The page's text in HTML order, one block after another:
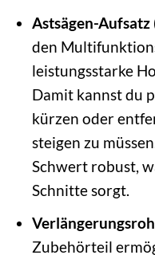
Astsägen-Aufsatz
den
leistungsstarke
Damit kannst du
kürzen oder
steigen zu
Schwert robust,
Schnitte sorgt.
Zubehörteil